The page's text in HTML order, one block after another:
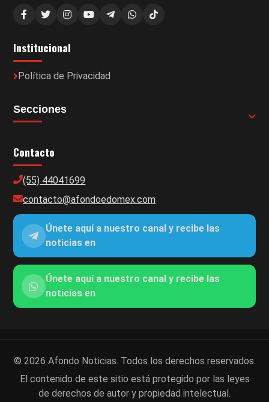
Institucional
Política de Privacidad
Secciones
Contacto
(55) 44041699
contacto@afondoedomex.com
Únete aquí a nuestro canal y recibe las
noticias en
Únete aquí a nuestro canal y recibe las
noticias en
© 2026 Afondo Noticias. Todos los derechos reservados.
El contenido de este sitio está protegido por las leyes
de derechos de autor y propiedad intelectual.